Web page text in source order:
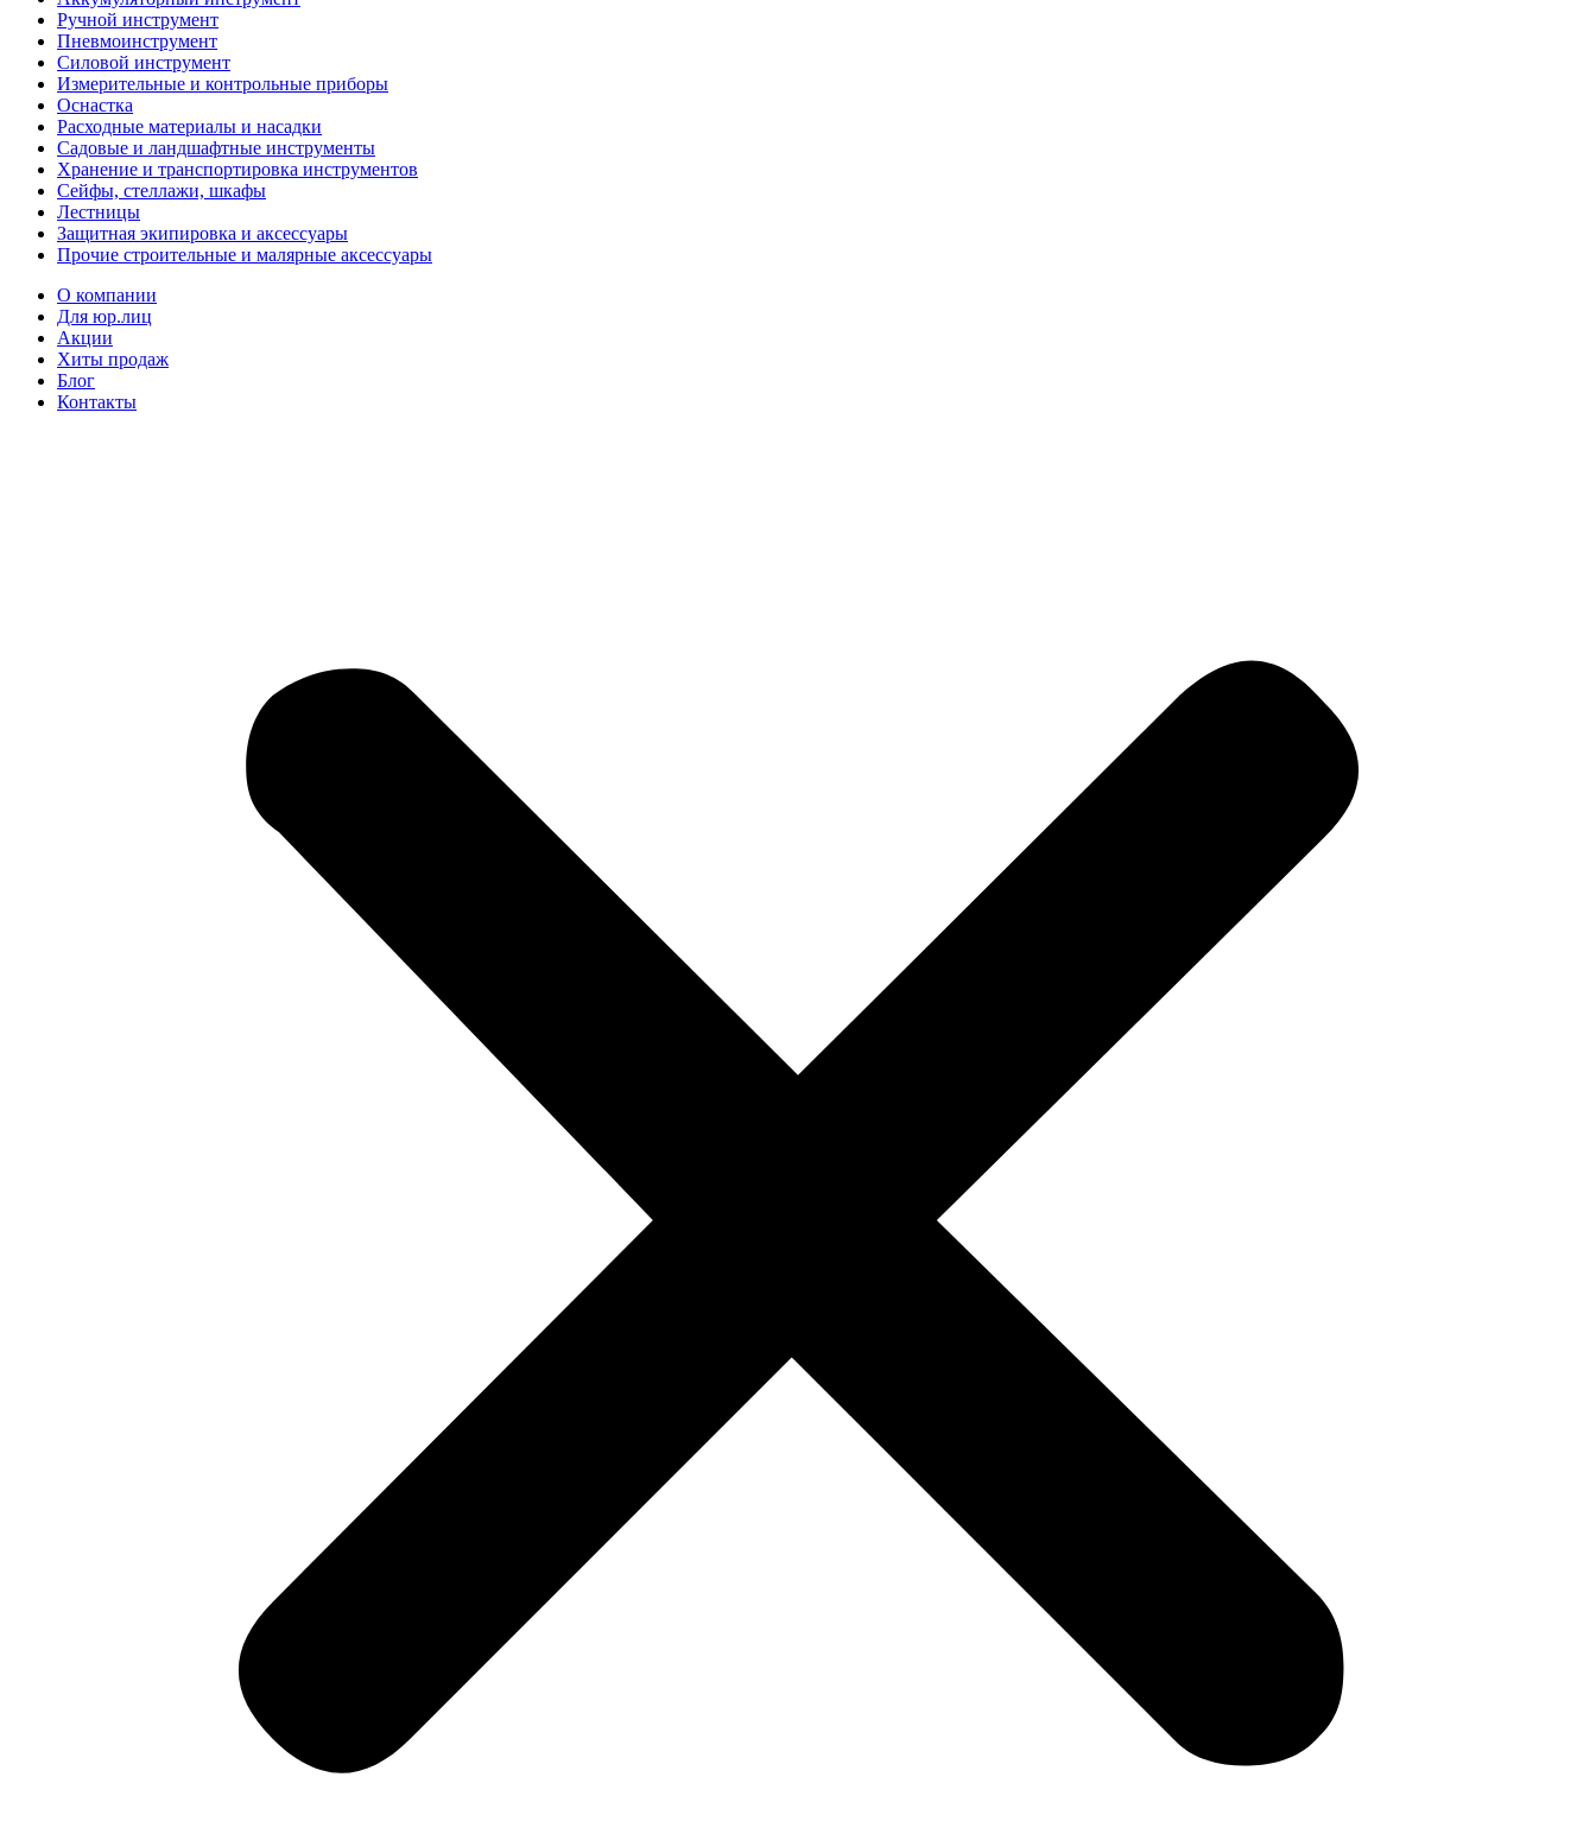
Ручной инструмент
Пневмоинструмент
Силовой инструмент
Измерительные и контрольные приборы
Оснастка
Расходные материалы и насадки
Садовые и ландшафтные инструменты
Хранение и транспортировка инструментов
Сейфы, стеллажи, шкафы
Лестницы
Защитная экипировка и аксессуары
Прочие строительные и малярные аксессуары
О компании
Для юр.лиц
Акции
Хиты продаж
Блог
Контакты